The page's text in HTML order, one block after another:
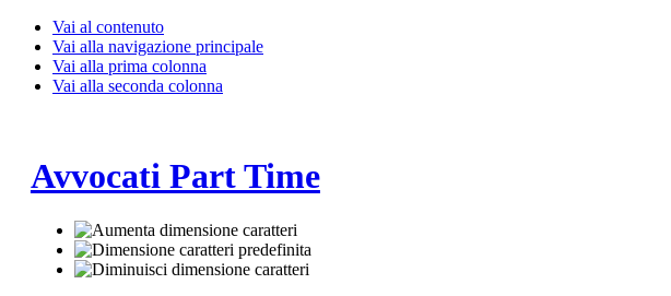
Vai al contenuto
Vai alla navigazione principale
Vai alla prima colonna
Vai alla seconda colonna
Avvocati Part Time